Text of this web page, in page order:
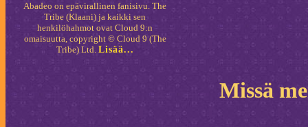
Abadeo on epävirallinen fanisivu. The
Tribe (Klaani) ja kaikki sen
henkilöhahmot ovat Cloud 9:n
omaisuutta, copyright © Cloud 9 (The
Tribe) Ltd. Lisää...
Missä